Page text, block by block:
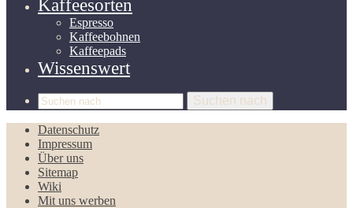
Kaffeesorten
Espresso
Kaffeebohnen
Kaffeepads
Wissenswert
Suchen nach
Datenschutz
Impressum
Über uns
Sitemap
Wiki
Mit uns werben